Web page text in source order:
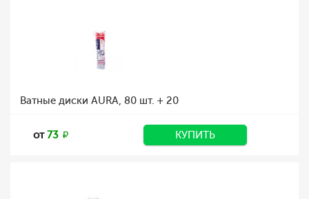
Ватные диски AURА, 80 шт. + 20
от73 КУПИТЬ